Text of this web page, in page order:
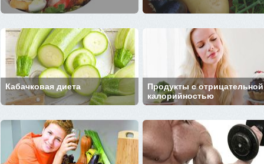
Кабачковая диета
Продукты с отрицательной
калорийностью